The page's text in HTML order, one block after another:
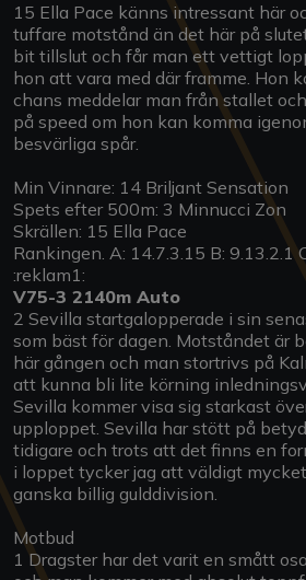
15 Ella Pace känns intressant här
tuffare motstånd än det här på
bit tillslut och får man ett vettigt
hon att vara med där framme. Hon
chans meddelar man från stallet
på speed om hon kan komma
besvärliga spår.
Min Vinnare: 14 Briljant Sensation
Spets efter 500m: 3 Minnucci Zon
Skrällen: 15 Ella Pace
Rankingen. A: 14.7.3.15 B: 9.13.2.1
:reklam1:
V75-3 2140m Auto
2 Sevilla startgalopperade i sin
som bäst för dagen. Motståndet är
här gången och man stortrivs på
att kunna bli lite körning
Sevilla kommer visa sig starkast
upploppet. Sevilla har stött på
tidigare och trots att det finns en
i loppet tycker jag att väldigt
ganska billig gulddivision.
Motbud
1 Dragster har det varit en smått